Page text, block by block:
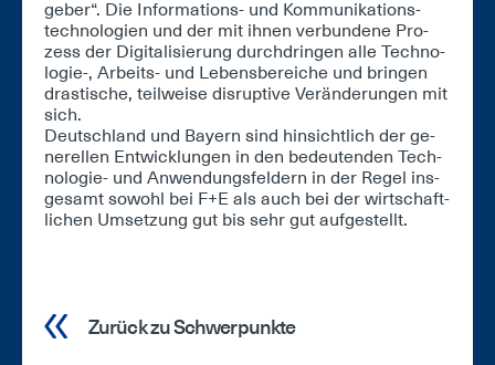
ge­ber“. Die In­for­ma­ti­ons- und Kom­mu­ni­ka­ti­ons­
tech­no­lo­gi­en und der mit ih­nen ver­bun­de­ne Pro­
zess der Di­gi­ta­li­sie­rung durch­drin­gen al­le Tech­no­
lo­gie-, Ar­beits- und Le­bens­be­rei­che und brin­gen
dras­ti­sche, teil­wei­se dis­rup­ti­ve Ver­än­de­run­gen mit
sich.
Deutsch­land und Bay­ern sind hin­sicht­lich der ge­
ne­rel­len Ent­wick­lun­gen in den be­deu­ten­den Tech­
no­lo­gie- und An­wen­dungs­fel­dern in der Re­gel ins­
ge­samt so­wohl bei F+E als auch bei der wirt­schaft­
li­chen Um­set­zung gut bis sehr gut auf­ge­stellt.
Zurück zu Schwerpunkte